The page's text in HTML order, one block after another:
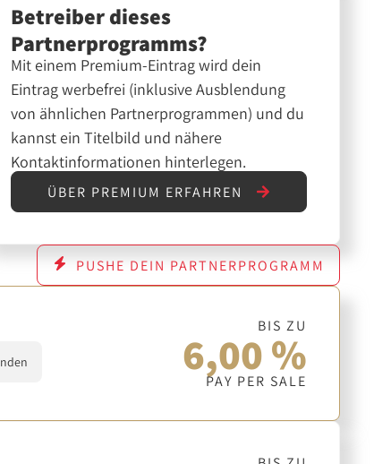
Betreiber dieses
Partnerprogramms?
Mit einem Premium-Eintrag wird dein
Eintrag werbefrei (inklusive Ausblendung
von ähnlichen Partnerprogrammen) und du
kannst ein Titelbild und nähere
Kontaktinformationen hinterlegen.
ÜBER PREMIUM ERFAHREN
PUSHE DEIN PARTNERPROGRAMM
BIS ZU
6,00 %
PAY PER SALE